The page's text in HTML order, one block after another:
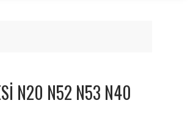
N20 N52 N53 N40